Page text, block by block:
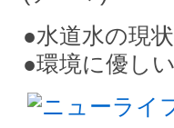
●水道水の現
●環境に優し